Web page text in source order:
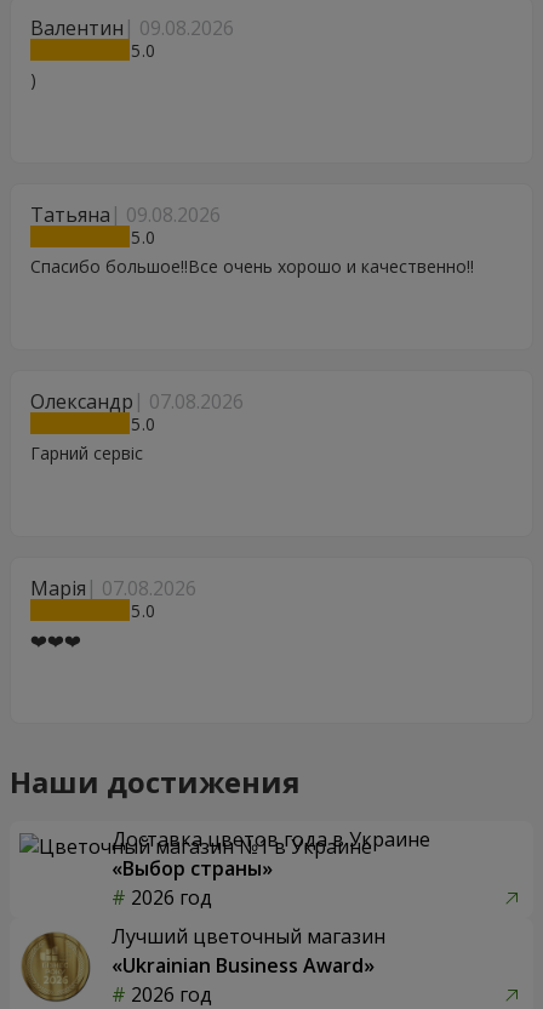
Валентин 09.08.2026
5
)
Татьяна 09.08.2026
5
Спасибо большое!!Все очень хорошо и качественно!!
Олександр 07.08.2026
5
Гарний сервіс
Марія 07.08.2026
5
❤️❤️❤️
Наши достижения
Доставка цветов года в Украине
«Выбор страны»
2026 год
Лучший цветочный магазин
«Ukrainian Business Award»
2026 год